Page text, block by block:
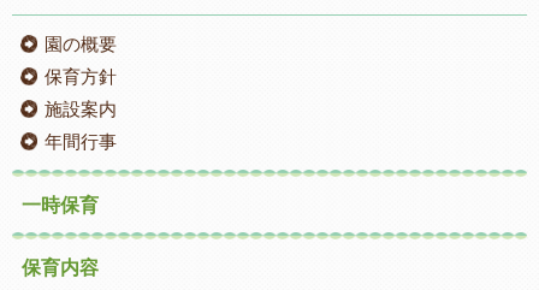
園の概要
保育方針
施設案内
年間行事
一時保育
保育内容